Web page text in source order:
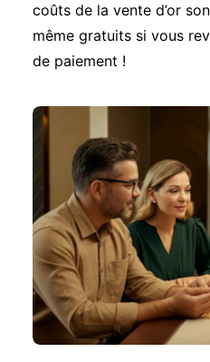
coûts de la vente d’or
même gratuits si vous
de paiement !